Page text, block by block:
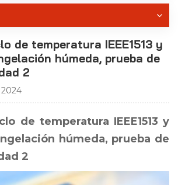
de temperatura IEEE1513 y
húmeda, prueba de
2
de temperatura IEEE1513 y
húmeda, prueba de
2